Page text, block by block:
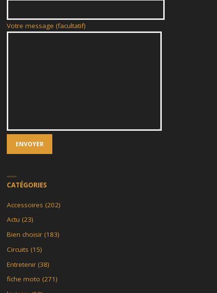
Votre message (facultatif)
CATÉGORIES
Accessoires (202)
Actu (23)
Bien choisir(183)
Circuits (15)
Entretenir(38)
fiche moto (271)